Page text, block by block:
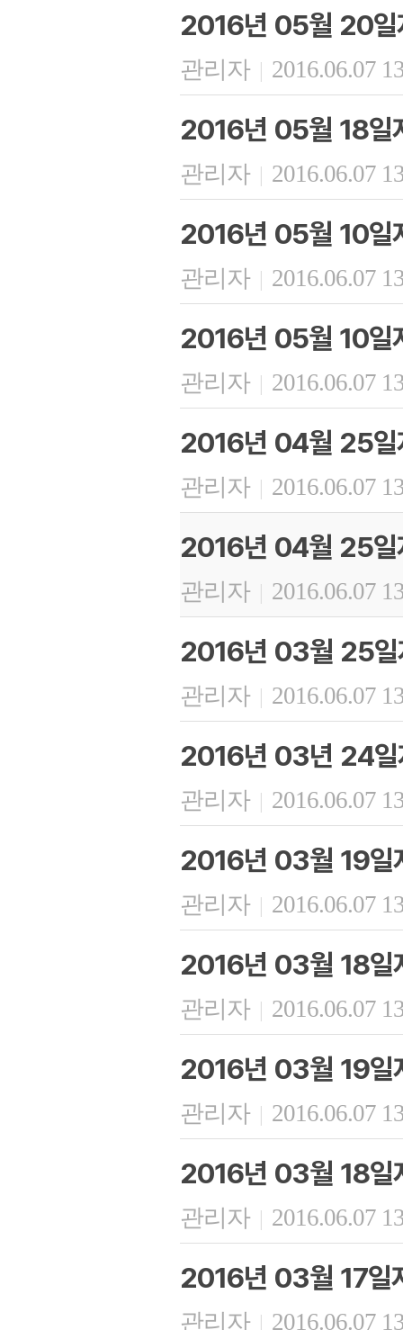
2016년 05월 20일
관리자 | 2016.06.07
2016년 05월 18일
관리자 | 2016.06.07
2016년 05월 10일
관리자 | 2016.06.07
2016년 05월 10일
관리자 | 2016.06.07
2016년 04월 25일
관리자 | 2016.06.07
2016년 04월 25일
관리자 | 2016.06.07
2016년 03월 25일
관리자 | 2016.06.07
2016년 03년 24일
관리자 | 2016.06.07
2016년 03월 19일
관리자 | 2016.06.07
2016년 03월 18일
관리자 | 2016.06.07
2016년 03월 19일
관리자 | 2016.06.07
2016년 03월 18일
관리자 | 2016.06.07
2016년 03월 17일
관리자 | 2016.06.07